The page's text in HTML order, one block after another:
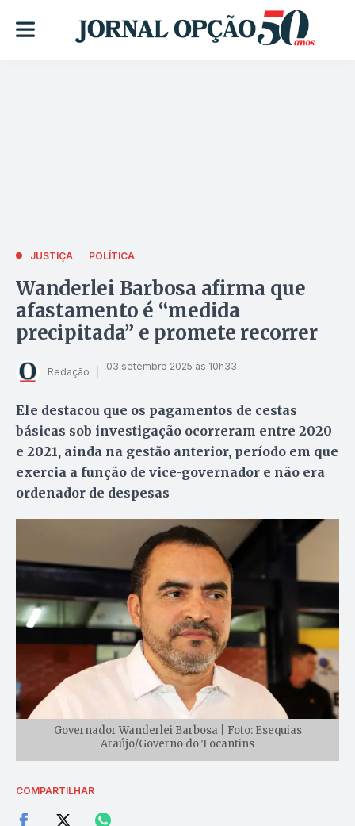
JUSTIÇA POLÍTICA
Wanderlei Barbosa afirma que
afastamento é “medida
precipitada” e promete recorrer
Redação 03 setembro 2025 às 10h33
Ele destacou que os pagamentos de cestas
básicas sob investigação ocorreram entre 2020
e 2021, ainda na gestão anterior, período em que
exercia a função de vice-governador e não era
ordenador de despesas
Governador Wanderlei Barbosa | Foto: Esequias
Araújo/Governo do Tocantins
COMPARTILHAR